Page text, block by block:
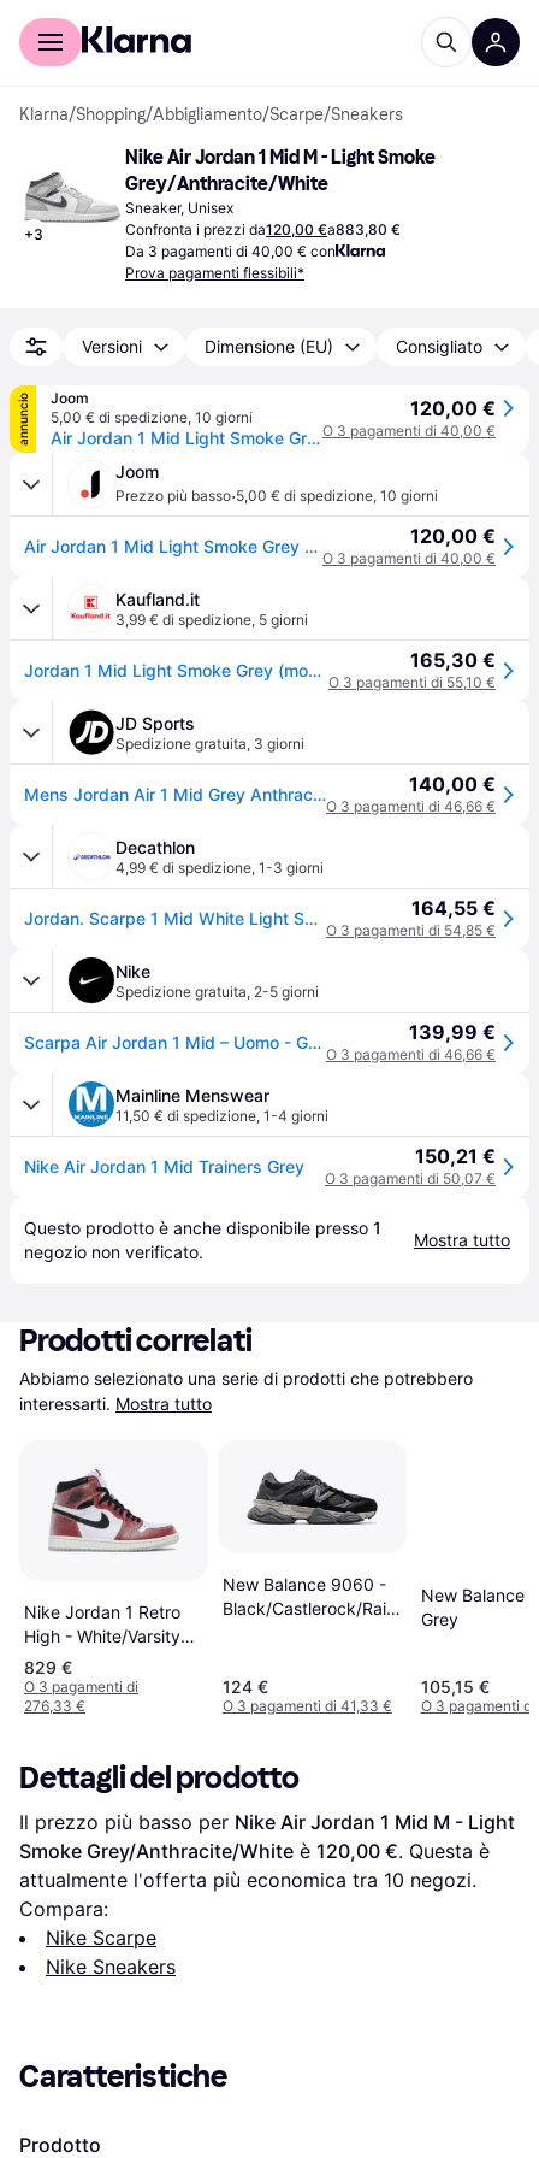
Per il tuo shopping
Klarna/Shopping/Abbigliamento/Scarpe/Sneakers
+3
Nike Air Jordan 1 Mid M - Light Smoke
Grey/Anthracite/White
Sneaker, Unisex
Confronta i prezzi da120,00 €a883,80 €
Da 3 pagamenti di 40,00 € con
Prova pagamenti flessibili*
Versioni Dimensione (EU) Consigliato
annuncio
Joom
5,00 € di spedizione, 10 giorni
Air Jordan 1 Mid Light Smoke Grey Uomo Sneakers Antracite Bianco 554724-078 42.5
120,00 €
O 3 pagamenti di 40,00 €
Joom
Prezzo più basso·5,00 € di spedizione, 10 giorni
Air Jordan 1 Mid Light Smoke Grey Uomo Sneakers Antracite Bianco 554724-078 42.5 120,00 €
O 3 pagamenti di 40,00 €
Kaufland.it
3,99 € di spedizione, 5 giorni
Jordan 1 Mid Light Smoke Grey (modello da donna) - Taglia EU 35.5 165,30 €
O 3 pagamenti di 55,10 €
JD Sports
Spedizione gratuita, 3 giorni
Mens Jordan Air 1 Mid Grey Anthracite - Grigio, grigio - 47 140,00 €
O 3 pagamenti di 46,66 €
Decathlon
4,99 € di spedizione, 1-3 giorni
Jordan. Scarpe 1 Mid White Light Smoke Grey Sneakers Ritiro Gratis - nero - 35.5 (UK 3) 164,55 €
O 3 pagamenti di 54,85 €
Nike
Spedizione gratuita, 2-5 giorni
Scarpa Air Jordan 1 Mid – Uomo - Grigio - 51.5 139,99 €
O 3 pagamenti di 46,66 €
Mainline Menswear
11,50 € di spedizione, 1-4 giorni
Nike Air Jordan 1 Mid Trainers Grey 150,21 €
O 3 pagamenti di 50,07 €
Questo prodotto è anche disponibile presso 1
negozio non verificato.
Mostra tutto
Prodotti correlati
Abbiamo selezionato una serie di prodotti che potrebbero
interessarti. Mostra tutto
Nike Jordan 1 Retro
High - White/Varsity
Red/Sail/Black
829 €
O 3 pagamenti di
276,33 €
New Balance 9060 -
Black/Castlerock/Rain
124 €
O 3 pagamenti di 41,33 €
New Balance
Grey
105,15 €
O 3 pagamenti
Dettagli del prodotto
Il prezzo più basso per Nike Air Jordan 1 Mid M - Light
Smoke Grey/Anthracite/White è 120,00 €. Questa è
attualmente l'offerta più economica tra 10 negozi.
Compara:
Nike Scarpe
Nike Sneakers
Caratteristiche
Prodotto